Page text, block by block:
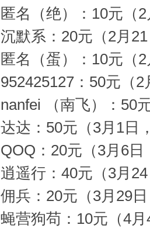
匿名（绝）：10元（
沉默系：20元（2月
匿名（蛋）：10元（
952425127：50元（
nanfei （南飞）：50
达达：50元（3月1日
QOQ：20元（3月6日
逍遥行：40元（3月
佣兵：20元（3月29
蝇营狗苟：10元（4